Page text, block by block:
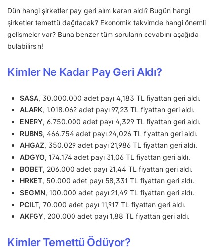
Dün hangi şirketler pay geri alım kararı aldı? Bugün hangi
şirketler temettü dağıtacak? Ekonomik takvimde hangi önemli
gelişmeler var? Buna benzer tüm soruların cevabını aşağıda
bulabilirsin!
Kimler Ne Kadar Pay Geri Aldı?
SASA, 30.000.000 adet payı 4,183 TL fiyattan geri aldı.
ALARK, 1.018.062 adet payı 97,23 TL fiyattan geri aldı.
ENERY, 6.750.000 adet payı 4,329 TL fiyattan geri aldı.
RUBNS, 466.754 adet payı 24,026 TL fiyattan geri aldı.
AHGAZ, 350.029 adet payı 21,986 TL fiyattan geri aldı.
ADGYO, 174.174 adet payı 31,06 TL fiyattan geri aldı.
BOBET, 206.000 adet payı 21,44 TL fiyattan geri aldı.
HRKET, 50.000 adet payı 58,331 TL fiyattan geri aldı.
SEGMN, 100.000 adet payı 21,49 TL fiyattan geri aldı.
PCILT, 70.000 adet payı 11,917 TL fiyattan geri aldı.
AKFGY, 200.000 adet payı 1,88 TL fiyattan geri aldı.
Kimler Temettü Ödüyor?